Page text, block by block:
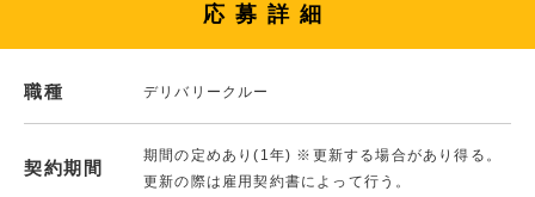
応募詳細
職種 デリバリークルー
契約期間
期間の定めあり(1年) ※更新する場合があり得る。
更新の際は雇用契約書によって行う。